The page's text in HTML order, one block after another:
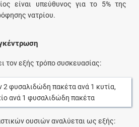
είναι υπεύθυνος για το 5% της
νατρίου.
τον εξής τρόπο συσκευασίας:
2 φυσαλιδώδη πακέταανά 1 κυτία,
ανά 1 φυσαλιδώδη πακέτα
ουσιών αναλύεται ως εξής: